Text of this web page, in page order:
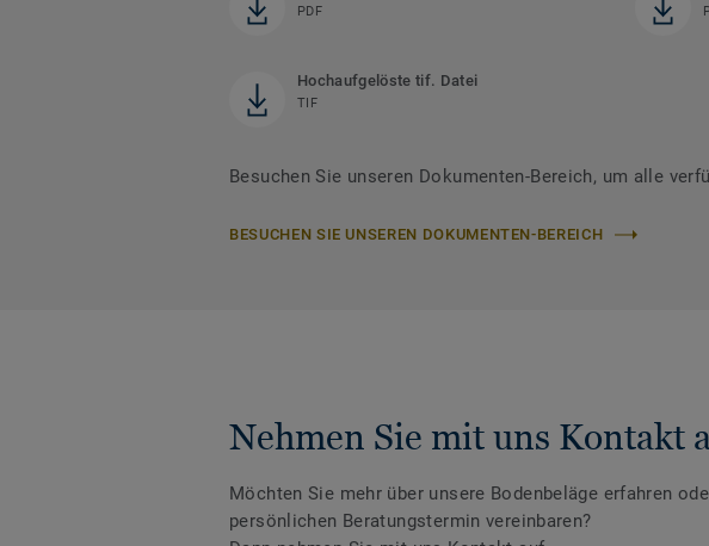
PDF
Hochaufgelöste tif. Datei
TIF
Besuchen Sie unseren Dokumenten-Bereich, um alle
BESUCHEN SIE UNSEREN DOKUMENTEN-BEREICH
Nehmen Sie mit uns Kontakt
Möchten Sie mehr über unsere Bodenbeläge erfahren
persönlichen Beratungstermin vereinbaren?